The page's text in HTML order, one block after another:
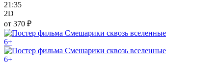
21:35
2D
от 370 ₽
6+
6+